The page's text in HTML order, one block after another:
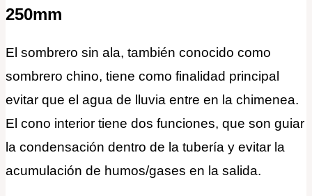
250mm
El sombrero sin ala, también conocido como
sombrero chino, tiene como finalidad principal
evitar que el agua de lluvia entre en la chimenea.
El cono interior tiene dos funciones, que son guiar
la condensación dentro de la tubería y evitar la
acumulación de humos/gases en la salida.